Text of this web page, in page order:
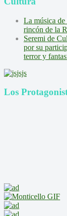
La música
rincón de la
Seremi de
por su
terror y
Los